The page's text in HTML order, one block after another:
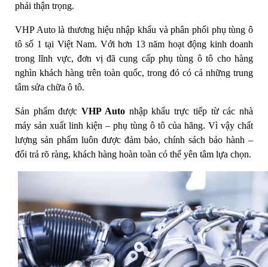
phải thận trọng.
VHP Auto là thương hiệu nhập khẩu và phân phối phụ tùng ô
tô số 1 tại Việt Nam. Với hơn 13 năm hoạt động kinh doanh
trong lĩnh vực, đơn vị đã cung cấp phụ tùng ô tô cho hàng
nghìn khách hàng trên toàn quốc, trong đó có cả những trung
tâm sửa chữa ô tô.
Sản phẩm đượcVHP Autonhập khẩu trực tiếp từ các nhà
máy sản xuất linh kiện – phụ tùng ô tô của hãng. Vì vậy chất
lượng sản phẩm luôn được đảm bảo, chính sách bảo hành –
đổi trả rõ ràng, khách hàng hoàn toàn có thể yên tâm lựa chọn.